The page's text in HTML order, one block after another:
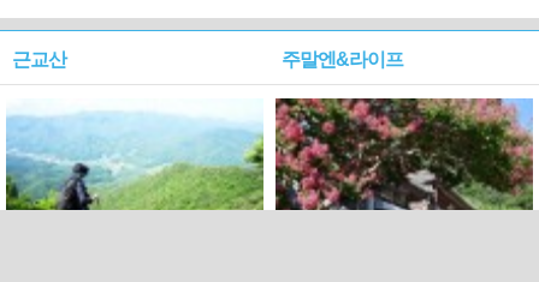
근교산 주말엔&라이프